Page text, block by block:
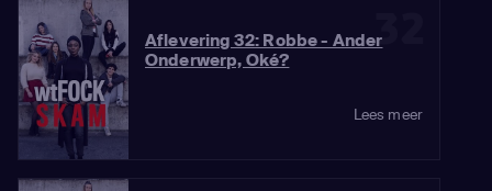
32
Aflevering 32: Robbe - Ander
Onderwerp, Oké?
Lees meer